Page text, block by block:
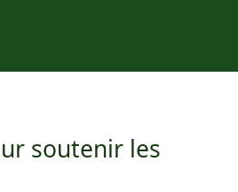
soutenir les